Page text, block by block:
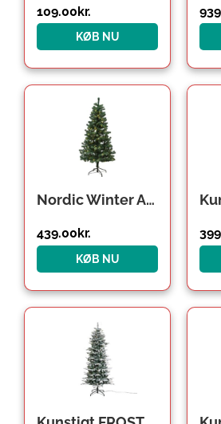
109.00kr.
KØB NU
Nordic Winter Alex kunstigt juletræ med lys, 140 x 74 cm
439.00kr.
KØB NU